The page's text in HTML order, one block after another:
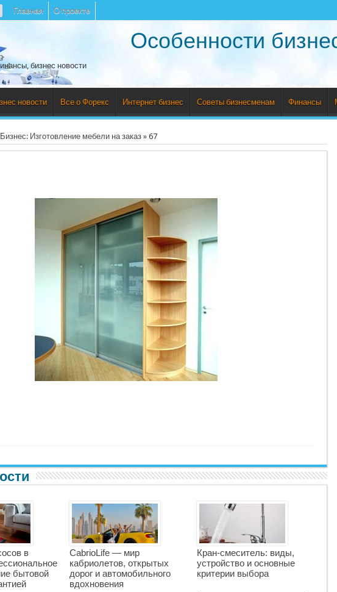
Главная О проекте
Особенности
бизнес новости
новости Все о Форекс Интернет бизнес Советы бизнесменам Финансы
Бизнес: Изготовление мебели на заказ» 67
в
бытовой
CabrioLife — мир
кабриолетов, открытых
дорог и автомобильного
вдохновения
Кран-смеситель: виды,
устройство и основные
критерии выбора